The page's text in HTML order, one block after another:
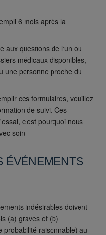
6 mois après la
aux questions de l'un ou
médicaux disponibles,
une personne proche du
ces formulaires, veuillez
de suivi. Ces
c'est pourquoi nous
soin.
ÉVÉNEMENTS
indésirables doivent
(a) graves et (b)
raisonnable) au